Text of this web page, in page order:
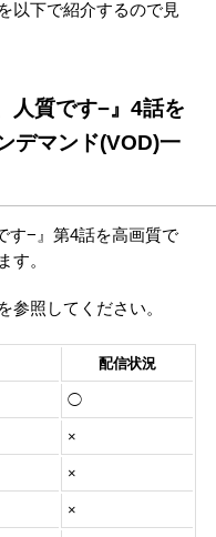
以下で紹介するので見
人質です−』4話を
デマンド(VOD)一
す−』第4話を高画質で
す。
参照してください。
配信状況
◯
×
×
×